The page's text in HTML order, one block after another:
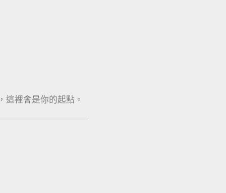
這裡會是你的起點。